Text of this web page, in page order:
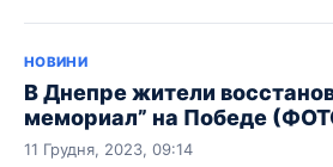
НОВИНИ
В Днепре жители
мемориал” на Победе
11 Грудня, 2023, 09:14